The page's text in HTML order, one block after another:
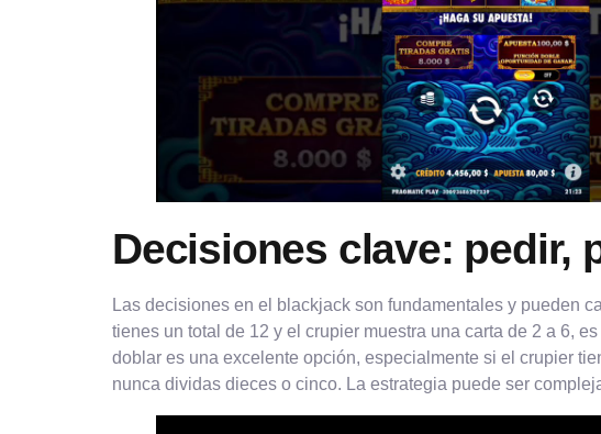
Decisiones clave: pedir,
Las decisiones en el blackjack son fundamentales y pueden
tienes un total de 12 y el crupier muestra una carta de 2 a 6,
doblar es una excelente opción, especialmente si el crupier
nunca dividas dieces o cinco. La estrategia puede ser